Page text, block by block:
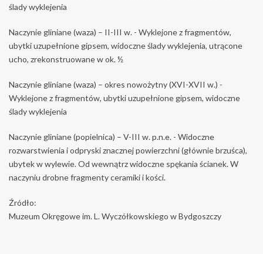
ślady wyklejenia
Naczynie gliniane (waza) – II-III w. - Wyklejone z fragmentów,
ubytki uzupełnione gipsem, widoczne ślady wyklejenia, utrącone
ucho, zrekonstruowane w ok. ½
Naczynie gliniane (waza) – okres nowożytny (XVI-XVII w.) -
Wyklejone z fragmentów, ubytki uzupełnione gipsem, widoczne
ślady wyklejenia
Naczynie gliniane (popielnica) – V-III w. p.n.e. - Widoczne
rozwarstwienia i odpryski znacznej powierzchni (głównie brzuśca),
ubytek w wylewie. Od wewnątrz widoczne spękania ścianek. W
naczyniu drobne fragmenty ceramiki i kości.
Źródło:
Muzeum Okręgowe im. L. Wyczółkowskiego w Bydgoszczy